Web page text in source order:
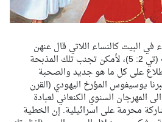
في البيت كالنساء اللاتي قال عنهن
الرسول: « ملازمات بيوتهن » (تي 2: 5)، لأمكن تجنب تلك المذبحة
على كل ما هو جديد والصحبة
يوسيفوس المؤرخ اليهودي (القرن
المهرجان السنوي الكنعاني لعبادة
– وهي مشاركة محرمة على اسرائيلية. إن الخطية